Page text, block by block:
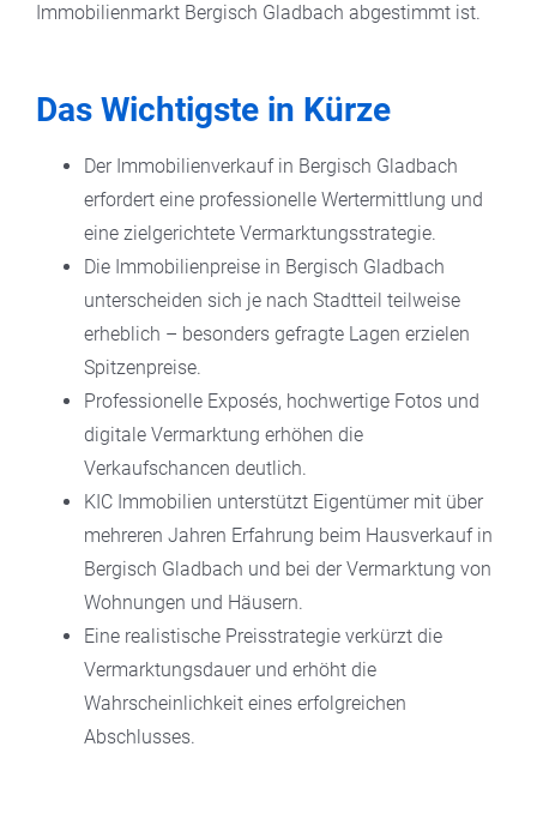
Immobilienmarkt Bergisch Gladbach abgestimmt ist.
Das Wichtigste in Kürze
Der Immobilienverkauf in Bergisch Gladbach
erfordert eine professionelle Wertermittlung und
eine zielgerichtete Vermarktungsstrategie.
Die Immobilienpreise in Bergisch Gladbach
unterscheiden sich je nach Stadtteil teilweise
erheblich – besonders gefragte Lagen erzielen
Spitzenpreise.
Professionelle Exposés, hochwertige Fotos und
digitale Vermarktung erhöhen die
Verkaufschancen deutlich.
KIC Immobilien unterstützt Eigentümer mit über
mehreren Jahren Erfahrung beim Hausverkauf in
Bergisch Gladbach und bei der Vermarktung von
Wohnungen und Häusern.
Eine realistische Preisstrategie verkürzt die
Vermarktungsdauer und erhöht die
Wahrscheinlichkeit eines erfolgreichen
Abschlusses.